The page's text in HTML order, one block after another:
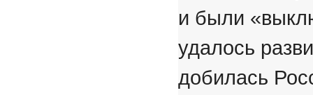
и были
удалось
добилась